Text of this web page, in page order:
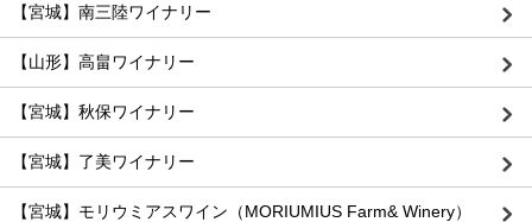
【宮城】南三陸ワイナリー
【山形】高畠ワイナリー
【宮城】秋保ワイナリー
【宮城】了美ワイナリー
【宮城】モリウミアスワイン（MORIUMIUS Farm& Winery）